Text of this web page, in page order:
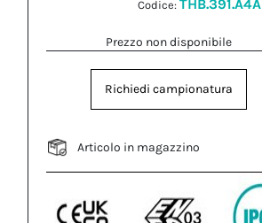
Codice: THB.391.A4A
Prezzo non disponibile
Richiedi campionatura
Articolo in magazzino